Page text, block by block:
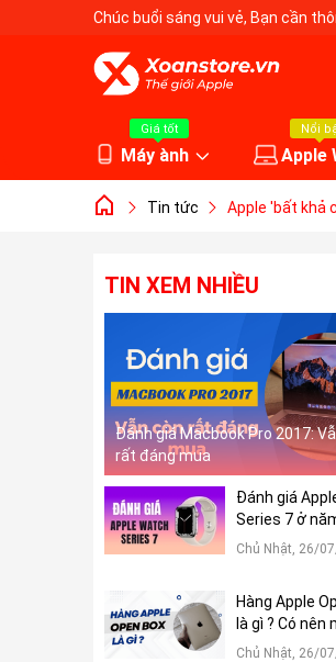
Chúc buổi sáng vui vẻ, Bạn cần
Giá tốt
Máy ành
Nổi
Apple
Tin tức Apple 'bất khả
TIN XEM NHIỀU
Đánh giá Macbook Pro 2017:
rất đáng mua
Đánh giá
Series 7 ở
Chủ Nhật, 26/
Hàng Apple
là gì ? Có nên
Chủ Nhật, 26/